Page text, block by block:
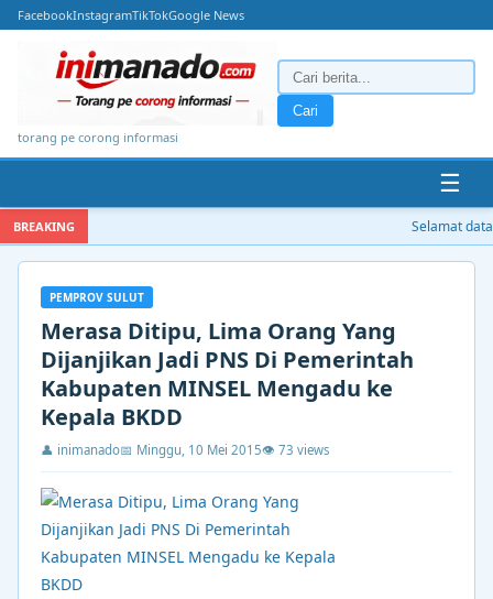
FacebookInstagramTikTokGoogle News
torang pe corong informasi
Cari
☰
BREAKING Selamat
PEMPROV SULUT
Merasa Ditipu, Lima Orang Yang
Dijanjikan Jadi PNS Di Pemerintah
Kabupaten MINSEL Mengadu ke
Kepala BKDD
👤 inimanado📅 Minggu, 10 Mei 2015👁 73 views